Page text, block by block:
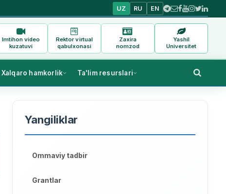
UZ RU EN
Imtihon video
kuzatuvi
Rektor virtual
qabulxonasi
Zaxira
nomzod
Yashil
Universitet
Xalqaro hamkorlik Ta'lim resurslari
Yangiliklar
Ommaviy tadbir
Grantlar